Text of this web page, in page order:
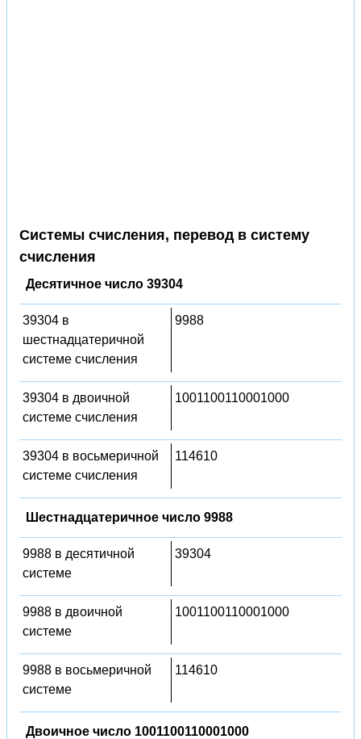
Системы счисления, перевод в систему
счисления
Десятичное число 39304
39304 в
шестнадцатеричной
системе счисления
9988
39304 в двоичной
системе счисления
1001100110001000
39304 в восьмеричной
системе счисления
114610
Шестнадцатеричное число 9988
9988 в десятичной
системе
39304
9988 в двоичной
системе
1001100110001000
9988 в восьмеричной
системе
114610
Двоичное число 1001100110001000